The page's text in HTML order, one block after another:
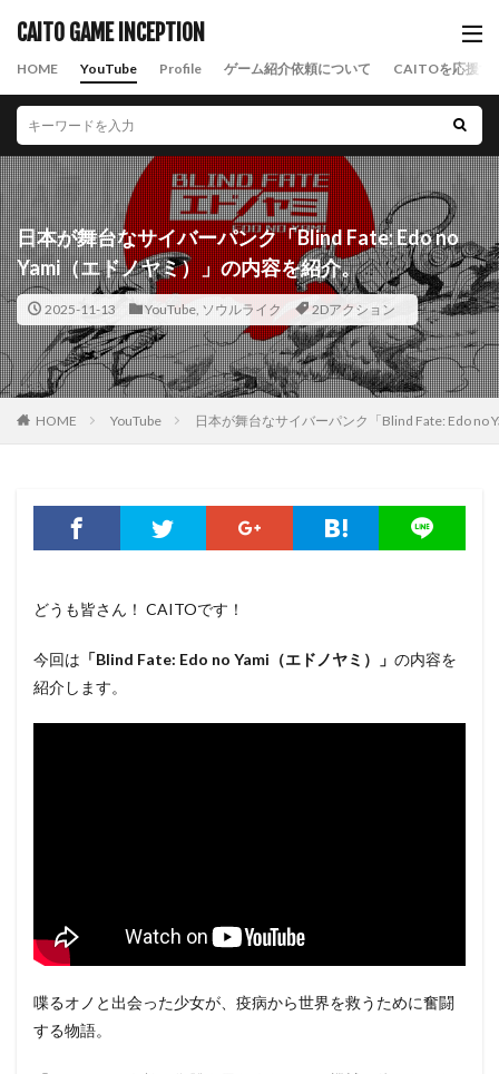
CAITO GAME INCEPTION
HOME YouTube Profile ゲーム紹介依頼について CAITOを応援す
日本が舞台なサイバーパンク「Blind Fate: Edo no
Yami（エドノヤミ）」の内容を紹介。
2025-11-13 YouTube, ソウルライク 2Dアクション
HOME YouTube 日本が舞台なサイバーパンク「Blind Fate: Edo no
どうも皆さん！ CAITOです！
今回は 「Blind Fate: Edo no Yami（エドノヤミ）」 の内容を
紹介します。
喋るオノと出会った少女が、疫病から世界を救うために奮闘
する物語。